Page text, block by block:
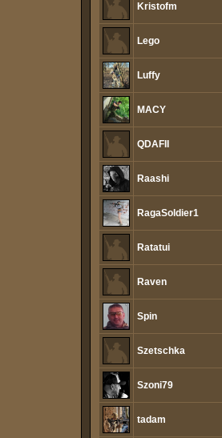
Kristofm
Lego
Luffy
MACY
QDAFII
Raashi
RagaSoldier1
Ratatui
Raven
Spin
Szetschka
Szoni79
tadam